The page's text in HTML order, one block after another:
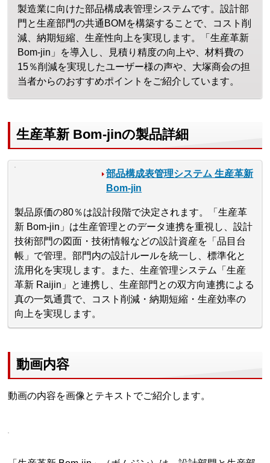
製造業に向けた部品構成表管理システムです。設計部
門と生産部門の共通BOMを構築することで、コスト削
減、納期短縮、生産性向上を実現します。「生産革新
Bom-jin」を導入し、見積り精度の向上や、材料費の
15％削減を実現したユーザー様の声や、大塚商会の担
当者からのおすすめポイントをご紹介しています。
生産革新 Bom-jinの製品詳細
部品構成表管理システム 生産革新
Bom-jin
製品原価の80％は設計段階で決定されます。「生産革
新 Bom-jin」は生産管理とのデータ連携を重視し、設計
技術部門の図面・技術情報などの設計資産を「品目台
帳」で管理。部門内の設計ルールを統一し、標準化と
流用化を実現します。また、生産管理システム「生産
革新 Raijin」と連携し、生産部門との双方向連携による
真の一気通貫で、コスト削減・納期短縮・生産効率の
向上を実現します。
動画内容
動画の内容を画像とテキストでご紹介します。